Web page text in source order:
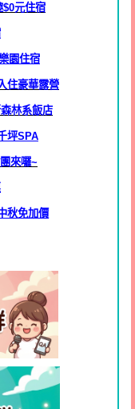
$0元住宿
園住宿
住豪華露營
林系飯店
坪SPA
來囉~
秋免加價